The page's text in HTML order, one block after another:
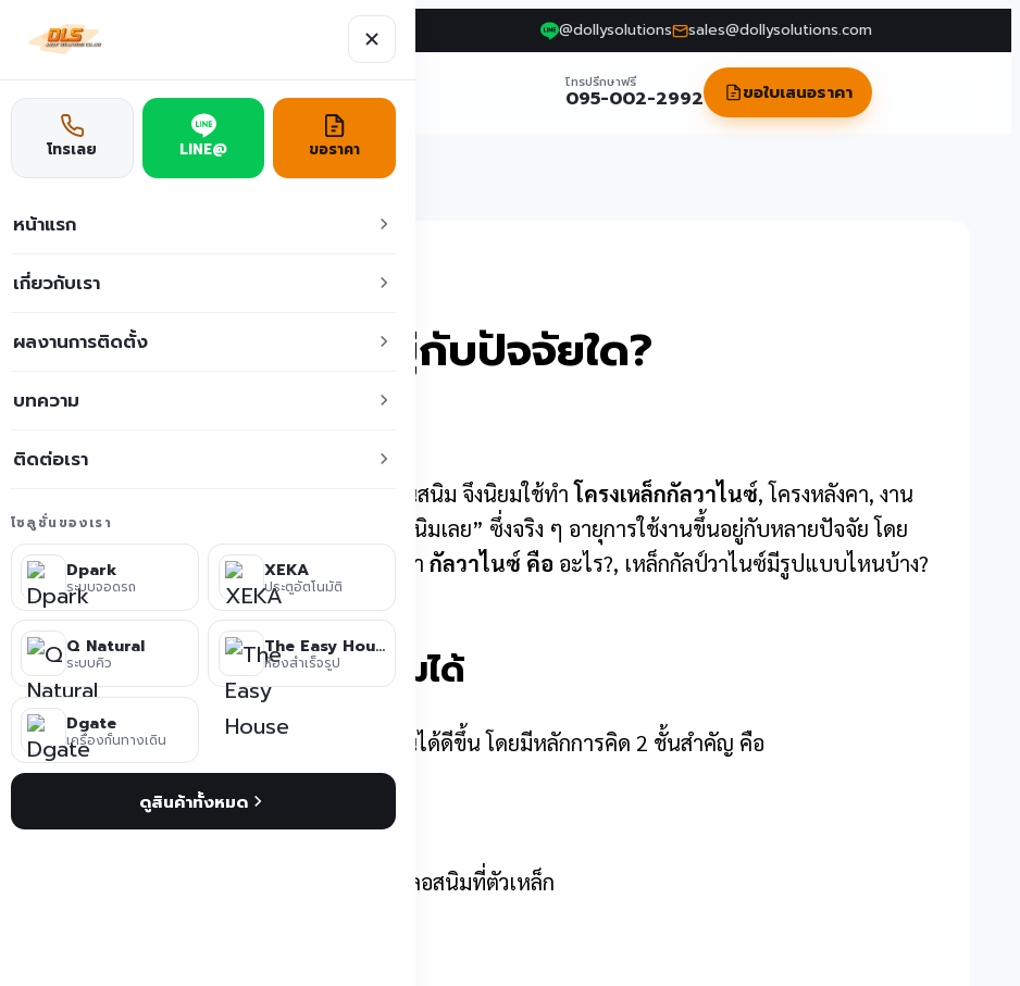
@dollysolutions sales@dollysolutions.com
โซลูชั่น ผลงาน บทความ ติดต่อเรา โทรปรึกษาฟรี
095-002-2992 ขอใบเสนอราคา
โทรเลย LINE@ ขอราคา
หน้าแรก
เกี่ยวกับเรา
ผลงานการติดตั้ง
บทความ
ติดต่อเรา
โซลูชั่นของเรา
Dpark
ระบบจอดรถ
XEKA
ประตูอัตโนมัติ
Q Natural
ระบบคิว
The Easy House
ห้องสำเร็จรูป
Dgate
เครื่องกั้นทางเดิน
ดูสินค้าทั้งหมด
ซ์คืออะไร? อายุการใช้งานขึ้นอยู่กับปัจจัยใด?
? อายุการใช้งานขึ้นอยู่กับปัจจัยใด?
ล็กที่ถูกเคลือบ “สังกะสี (Zinc)” เพื่อช่วยป้องกันสนิม จึงนิยมใช้ทำโครงเหล็กกัลวาไนซ์, โครงหลังคา, งาน
แต่หลายคนเข้าใจผิดว่าเคลือบแล้ว “ไม่เป็นสนิมเลย” ซึ่งจริง ๆ อายุการใช้งานขึ้นอยู่กับหลายปัจจัย โดย
ทความนี้The Easy Houseจะมาอธิบายให้ชัดว่า กัลวาไนซ์ คือ อะไร?, เหล็กกัลป์วาไนซ์มีรูปแบบไหนบ้าง?
ทำไม? ถึงช่วยกันสนิมได้
งกะสีบนผิวเหล็ก
เพื่อให้เหล็กทนการกัดกร่อนได้ดีขึ้น โดยมีหลักการคิด 2 ชั้นสำคัญ คือ
อากาศ ซึ่งเป็นตัวเร่งให้เกิด
ก่อน (แนวคิดการป้องกันแบบเสียสละ) ช่วยชะลอสนิมที่ตัวเหล็ก